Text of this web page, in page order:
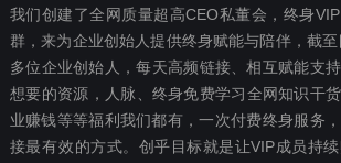
我们创建了全网质量超高CEO私董会，终身
群，来为企业创始人提供终身赋能与陪伴，截
多位企业创始人，每天高频链接、相互赋能支
想要‬的资源，人脉、终身免费学习全网知识干
业赚钱等等福利我们都‬有，一次付费终‬身服务
接最有效‬的方式。创乎目标就是让VIP成员持